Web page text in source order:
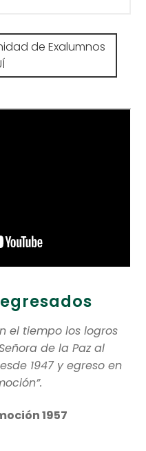
de Exalumnos
el tiempo los logros
de la Paz al
1947 y egreso en
1957